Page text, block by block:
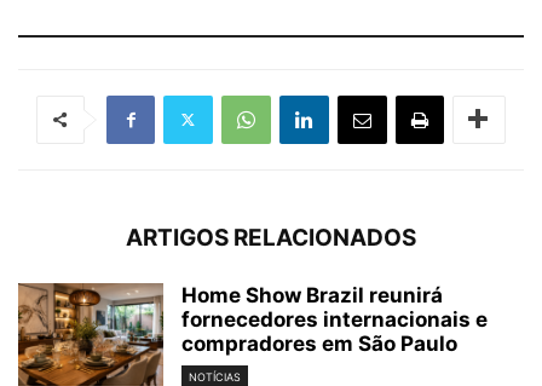
ARTIGOS RELACIONADOS
Home Show Brazil reunirá
fornecedores internacionais e
compradores em São Paulo
NOTÍCIAS